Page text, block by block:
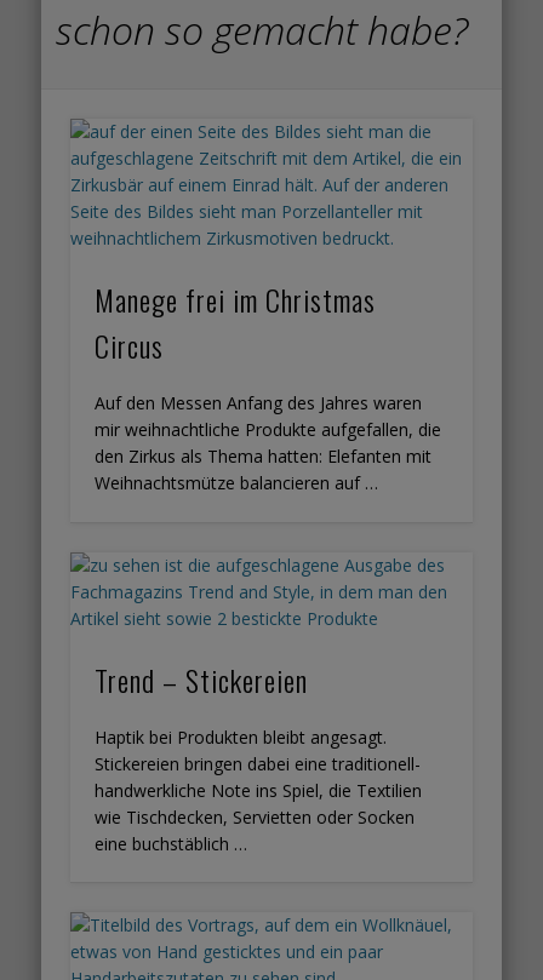
schon so gemacht habe?
Manege frei im Christmas
Circus
Auf den Messen Anfang des Jahres waren
mir weihnachtliche Produkte aufgefallen, die
den Zirkus als Thema hatten: Elefanten mit
Weihnachtsmütze balancieren auf …
Trend – Stickereien
Haptik bei Produkten bleibt angesagt.
Stickereien bringen dabei eine traditionell-
handwerkliche Note ins Spiel, die Textilien
wie Tischdecken, Servietten oder Socken
eine buchstäblich …